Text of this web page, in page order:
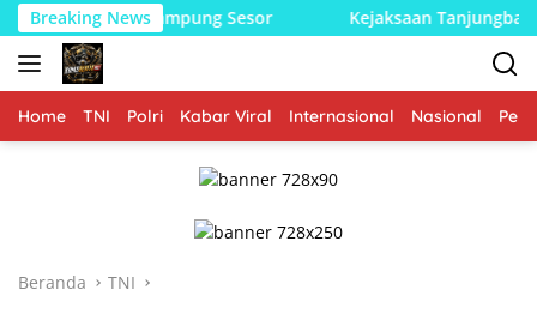
Langsung
ke
konten
Breaking News
Kampung Sesor Kejaksaan Tanjungbalai Terima
Home TNI Polri Kabar Viral Internasional Nasional
Beranda TNI